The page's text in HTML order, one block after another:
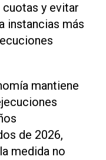
cuotas y evitar
instancias más
mantiene
de 2026,
medida no